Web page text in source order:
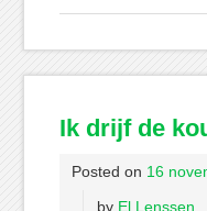
Ik drijf de
Posted on 16
by El Lenssen